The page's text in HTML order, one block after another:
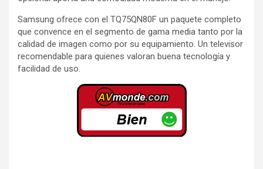
Samsung ofrece con el TQ75QN80F un paquete completo
que convence en el segmento de gama media tanto por la
calidad de imagen como por su equipamiento. Un televisor
recomendable para quienes valoran buena tecnología y
facilidad de uso.